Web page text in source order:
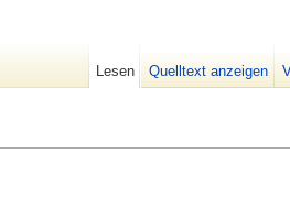
Lesen Quelltext anzeigen